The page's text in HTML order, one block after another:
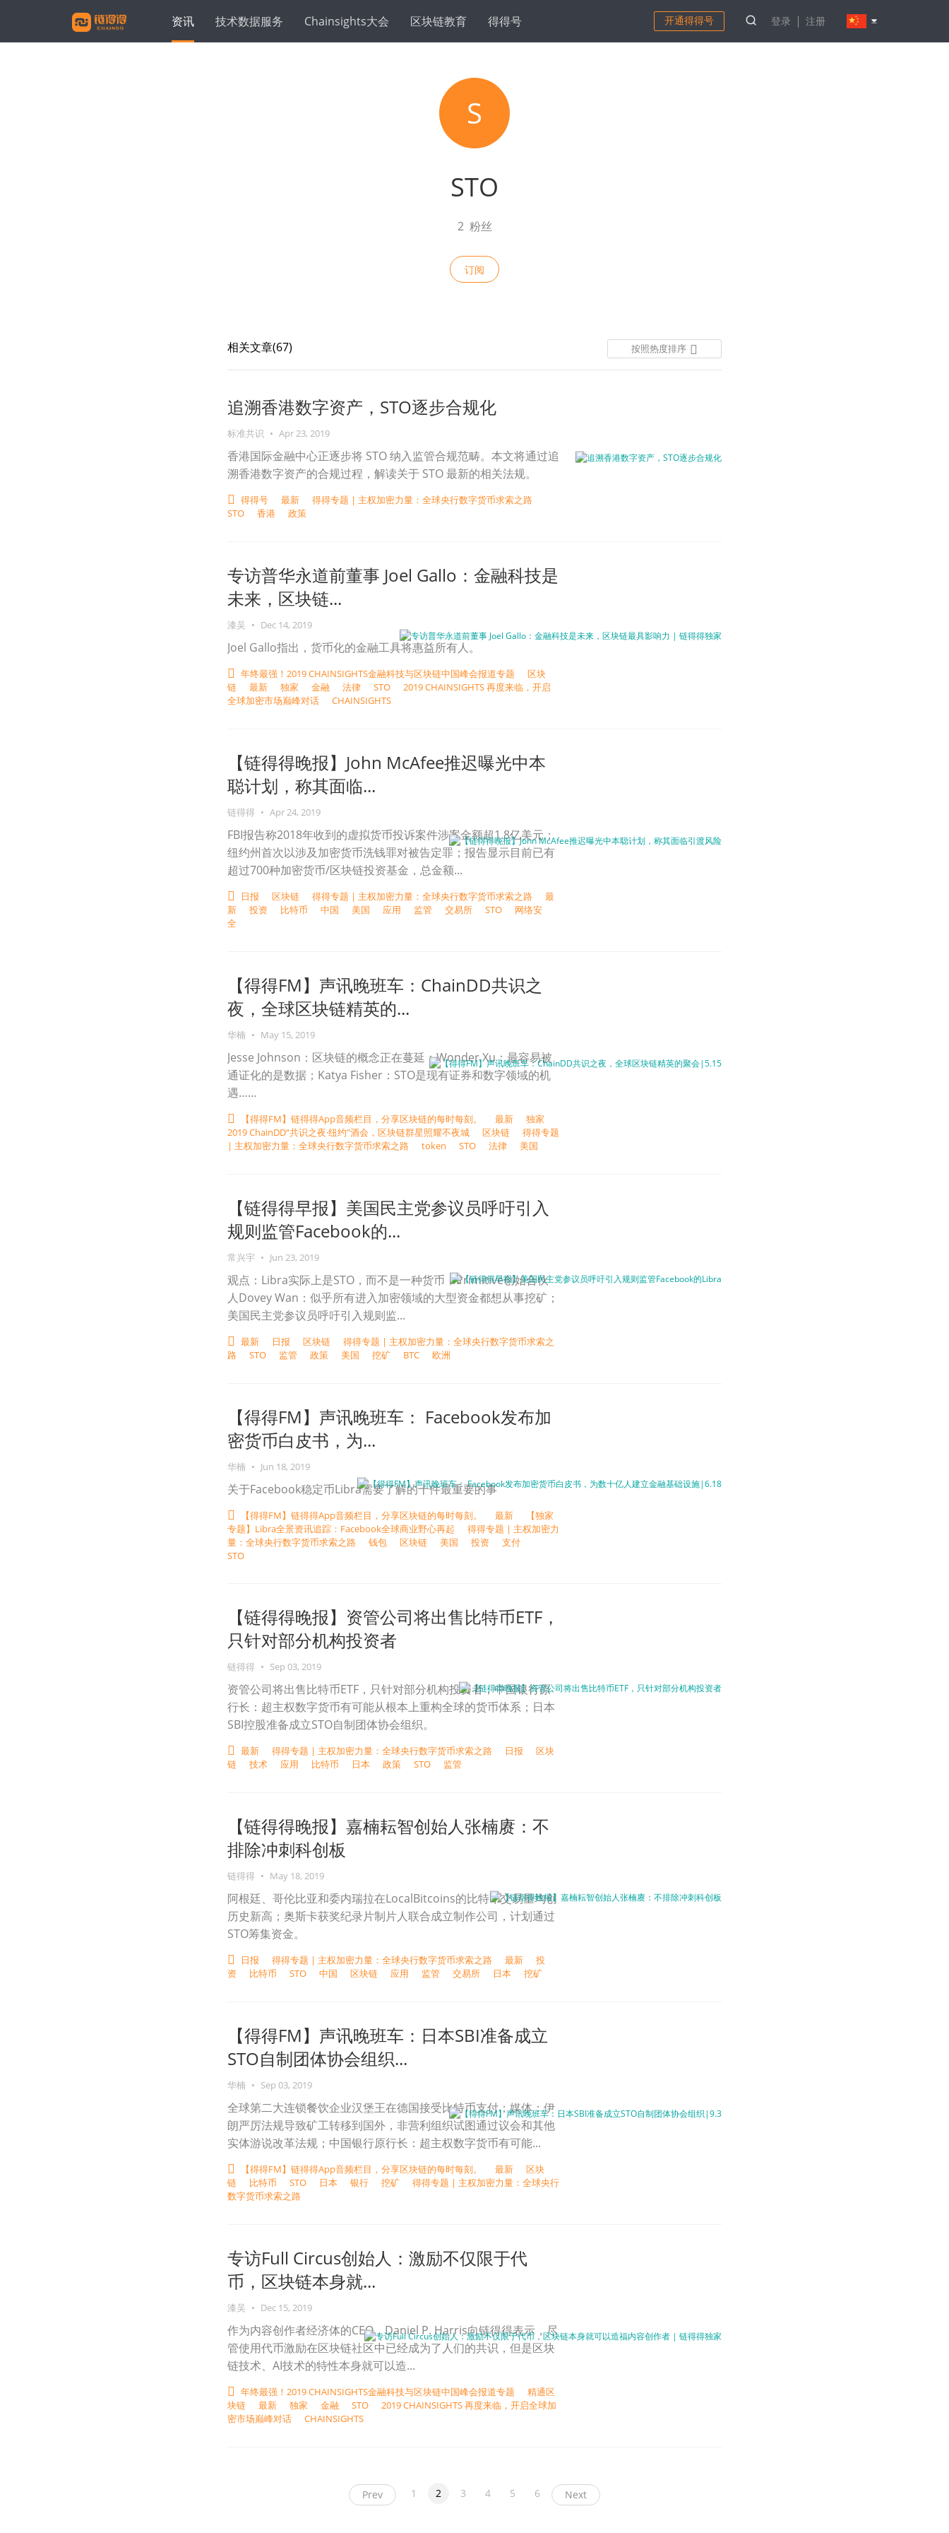
资讯 技术数据服务 Chainsights大会 区块链教育 得得号 开通得得号 登录 注册
S
STO
2粉丝
订阅
按照热度排序
按照发布时间排序
相关文章(67)
追溯香港数字资产，STO逐步合规化
标准共识 • Apr 23, 2019
香港国际金融中心正逐步将 STO 纳入监管合规范畴。本文将通过追
溯香港数字资产的合规过程，解读关于 STO 最新的相关法规。
得得号 最新
得得专题 | 主权加密力量：全球央行数字货币求索之路
STO
香港 政策
专访普华永道前董事 Joel Gallo：金融科技是
未来，区块链...
漆吴 • Dec 14, 2019
Joel Gallo指出，货币化的金融工具将惠益所有人。
年终最强！2019 CHAINSIGHTS金融科技与区块链中国峰会报道专题
区块
链
最新 独家 金融 法律 STO
2019 CHAINSIGHTS 再度来临，开启
全球加密市场巅峰对话
CHAINSIGHTS
【链得得晚报】John McAfee推迟曝光中本
聪计划，称其面临...
链得得 • Apr 24, 2019
FBI报告称2018年收到的虚拟货币投诉案件涉案金额超1.8亿美元；
纽约州首次以涉及加密货币洗钱罪对被告定罪；报告显示目前已有
超过700种加密货币/区块链投资基金，总金额...
日报 区块链 得得专题 | 主权加密力量：全球央行数字货币求索之路
最
新
投资 比特币 中国 美国 应用 监管 交易所 STO
网络安
全
【得得FM】声讯晚班车：ChainDD共识之
夜，全球区块链精英的...
华楠 • May 15, 2019
Jesse Johnson：区块链的概念正在蔓延；Wonder Xu：最容易被
通证化的是数据；Katya Fisher：STO是现有证券和数字领域的机
遇……
【得得FM】链得得App音频栏目，分享区块链的每时每刻。 最新
独家
2019 ChainDD“共识之夜·纽约”酒会，区块链群星照耀不夜城
区块链
得得专题
| 主权加密力量：全球央行数字货币求索之路
token STO 法律 美国
【链得得早报】美国民主党参议员呼吁引入
规则监管Facebook的...
常兴宇 • Jun 23, 2019
观点：Libra实际上是STO，而不是一种货币；Primitive创始合伙
人Dovey Wan：似乎所有进入加密领域的大型资金都想从事挖矿；
美国民主党参议员呼吁引入规则监...
最新 日报 区块链
得得专题 | 主权加密力量：全球央行数字货币求索之
路
STO 监管 政策 美国 挖矿 BTC 欧洲
【得得FM】声讯晚班车： Facebook发布加
密货币白皮书，为...
华楠 • Jun 18, 2019
关于Facebook稳定币Libra需要了解的十件最重要的事
【得得FM】链得得App音频栏目，分享区块链的每时每刻。 最新
【独家
专题】Libra全景资讯追踪：Facebook全球商业野心再起
得得专题 | 主权加密力
量：全球央行数字货币求索之路
钱包 区块链 美国 投资
支付
STO
【链得得晚报】资管公司将出售比特币ETF，
只针对部分机构投资者
链得得 • Sep 03, 2019
资管公司将出售比特币ETF，只针对部分机构投资者；中国银行原
行长：超主权数字货币有可能从根本上重构全球的货币体系；日本
SBI控股准备成立STO自制团体协会组织。
最新 得得专题 | 主权加密力量：全球央行数字货币求索之路 日报
区块
链
技术 应用 比特币 日本 政策 STO 监管
【链得得晚报】嘉楠耘智创始人张楠赓：不
排除冲刺科创板
链得得 • May 18, 2019
阿根廷、哥伦比亚和委内瑞拉在LocalBitcoins的比特币交易量均创
历史新高；奥斯卡获奖纪录片制片人联合成立制作公司，计划通过
STO筹集资金。
日报 得得专题 | 主权加密力量：全球央行数字货币求索之路 最新
投
资
比特币 STO 中国 区块链 应用 监管 交易所 日本 挖矿
【得得FM】声讯晚班车：日本SBI准备成立
STO自制团体协会组织...
华楠 • Sep 03, 2019
全球第二大连锁餐饮企业汉堡王在德国接受比特币支付；媒体：伊
朗严厉法规导致矿工转移到国外，非营利组织试图通过议会和其他
实体游说改革法规；中国银行原行长：超主权数字货币有可能...
【得得FM】链得得App音频栏目，分享区块链的每时每刻。 最新
区块
链
比特币 STO 日本 银行 挖矿
得得专题 | 主权加密力量：全球央行
数字货币求索之路
专访Full Circus创始人：激励不仅限于代
币，区块链本身就...
漆吴 • Dec 15, 2019
作为内容创作者经济体的CEO，Daniel P. Harris向链得得表示，尽
管使用代币激励在区块链社区中已经成为了人们的共识，但是区块
链技术、AI技术的特性本身就可以造...
年终最强！2019 CHAINSIGHTS金融科技与区块链中国峰会报道专题
精通区
块链
最新 独家 金融 STO
2019 CHAINSIGHTS 再度来临，开启全球加
密市场巅峰对话
CHAINSIGHTS
Prev 1 2 3 4 5 6 Next